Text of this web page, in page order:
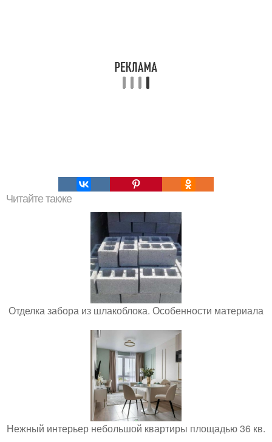
Читайте также
Отделка забора из шлакоблока. Особенности материала
Нежный интерьер небольшой квартиры площадью 36 кв.